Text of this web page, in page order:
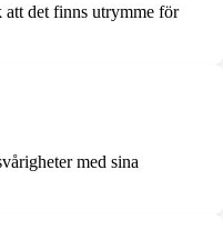
att det finns utrymme för
med sina